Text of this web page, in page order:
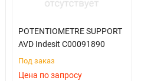
POTENTIOMETRE SUPPORT
AVD Indesit C00091890
Под заказ
Цена по запросу